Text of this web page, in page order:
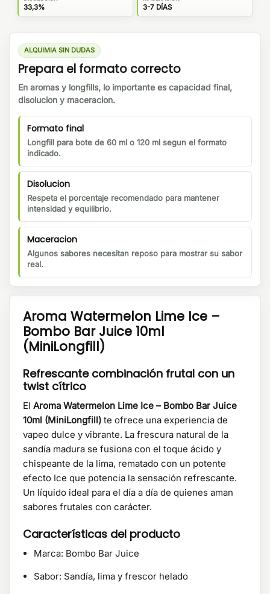
33,3% 3-7 DÍAS
ALQUIMIA SIN DUDAS
Prepara el formato correcto
En aromas y longfills, lo importante es capacidad final,
disolucion y maceracion.
Formato final
Longfill para bote de 60 ml o 120 ml segun el formato
indicado.
Disolucion
Respeta el porcentaje recomendado para mantener
intensidad y equilibrio.
Maceracion
Algunos sabores necesitan reposo para mostrar su sabor
real.
Aroma Watermelon Lime Ice –
Bombo Bar Juice 10ml
(MiniLongfill)
Refrescante combinación frutal con un
twist cítrico
El Aroma Watermelon Lime Ice – Bombo Bar Juice
10ml (MiniLongfill) te ofrece una experiencia de
vapeo dulce y vibrante. La frescura natural de la
sandía madura se fusiona con el toque ácido y
chispeante de la lima, rematado con un potente
efecto Ice que potencia la sensación refrescante.
Un líquido ideal para el día a día de quienes aman
sabores frutales con carácter.
Características del producto
Marca: Bombo Bar Juice
Sabor: Sandía, lima y frescor helado